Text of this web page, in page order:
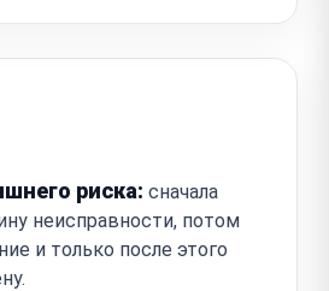
риска: сначала
неисправности, потом
и только после этого